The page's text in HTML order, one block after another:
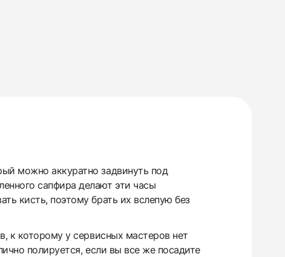
можно аккуратно задвинуть под
сапфира делают эти часы
кисть, поэтому брать их вслепую без
к которому у сервисных мастеров нет
полируется, если вы все же посадите